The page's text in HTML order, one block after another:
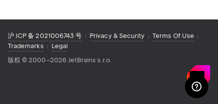
沪 ICP 备 2021006743 号 Privacy & Security
Terms Of Use
Trademarks
Legal
版权 ©2000–2026 JetBrains s.r.o.